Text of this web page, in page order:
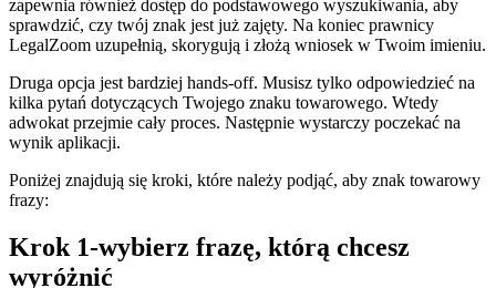
zapewnia również dostęp do podstawowego wyszukiwania, aby
sprawdzić, czy twój znak jest już zajęty. Na koniec prawnicy
LegalZoom uzupełnią, skorygują i złożą wniosek w Twoim imieniu.
Druga opcja jest bardziej hands-off. Musisz tylko odpowiedzieć na
kilka pytań dotyczących Twojego znaku towarowego. Wtedy
adwokat przejmie cały proces. Następnie wystarczy poczekać na
wynik aplikacji.
Poniżej znajdują się kroki, które należy podjąć, aby znak towarowy
frazy:
Krok 1-wybierz frazę, którą chcesz
wyróżnić